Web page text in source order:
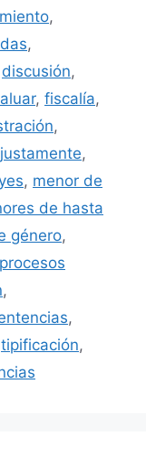
,
,
discusión,
, fiscalía,
,
justamente,
, menor de
de hasta
género,
procesos
,
,
tipificación,